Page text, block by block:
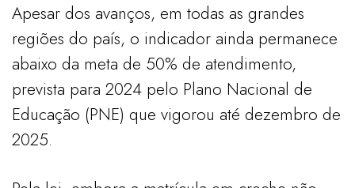
Apesar dos avanços, em todas as grandes
regiões do país, o indicador ainda permanece
abaixo da meta de 50% de atendimento,
prevista para 2024 pelo Plano Nacional de
Educação (PNE) que vigorou até dezembro de
2025.